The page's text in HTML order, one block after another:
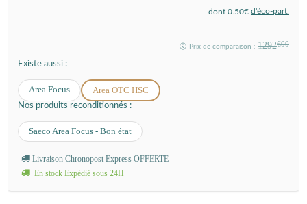
dont 0.50€ d'éco-part.
Prix de comparaison : 1292€00
Existe aussi :
Area Focus Area OTC HSC
Nos produits reconditionnés :
Saeco Area Focus - Bon état
Livraison Chronopost Express OFFERTE
En stock Expédié sous 24H